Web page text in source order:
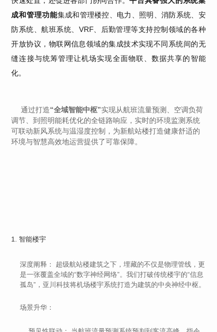
成和管理功能集成和管理楼控、电力、照明、消防系统、安
防系统、航班系统、 VRF、后勤管理等支持控制领域的各种
开放协议，物联网信息领域的集成技术实现不同系统间的无
缝连接与统筹管理让机场实现全面物联、数据共享的智能
化。
通过打造“全域智能中枢”实现从航班流量预测、空调负荷
调节、到照明能耗优化的全链路响应，实时的环境监测系统
可联动新风系统与温湿度控制，为新航站楼打造健康舒适的
环境与智慧高效地运营提供了可靠保障。
1. 智能楼宇
深度阐释：
超级航站楼建筑之下，埋藏的不仅是物理管线，更
是一张覆盖全域的“数字神经网络”。我们打破传统楼宇的“信息
孤岛”，亚川科技将机场楼宇系统打造为建筑的中央神经中枢。
场景升华：